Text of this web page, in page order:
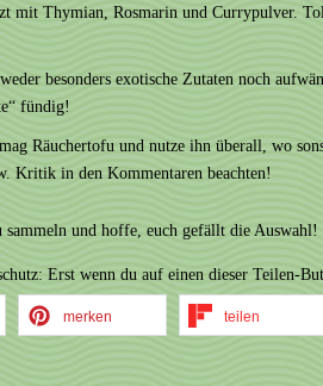
mit Thymian, Rosmarin und Currypulver.
besonders exotische Zutaten noch
fündig!
Räuchertofu und nutze ihn überall, wo
Kritik in den Kommentaren beachten!
sammeln und hoffe, euch gefällt die Auswahl!
Erst wenn du auf einen dieser Teilen-
merken teilen